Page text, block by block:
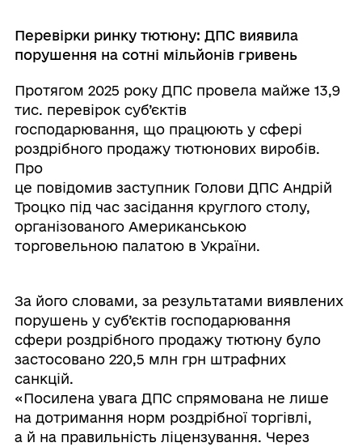
Перевірки ринку тютюну: ДПС виявила
порушення на сотні мільйонів гривень
Протягом 2025 року ДПС провела майже 13,9
тис. перевірок суб’єктів
господарювання, що працюють у сфері
роздрібного продажу тютюнових виробів.
Про
це повідомив заступник Голови ДПС Андрій
Троцко під час засідання круглого столу,
організованого Американською
торговельною палатою в України.
За його словами, за результатами виявлених
порушень у суб’єктів господарювання
сфери роздрібного продажу тютюну було
застосовано 220,5 млн грн штрафних
санкцій.
«Посилена увага ДПС спрямована не лише
на дотримання норм роздрібної торгівлі,
а й на правильність ліцензування. Через